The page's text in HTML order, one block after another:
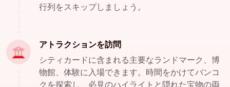
行列をスキップしましょう。
アトラクションを訪問
シティカードに含まれる主要なランドマーク、博
物館、体験に入場できます。時間をかけてバンコ
クを探索し、必見のハイライトと隠れた宝物の両